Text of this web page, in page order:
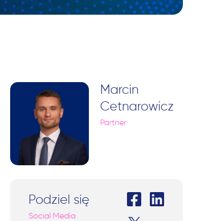
Marcin
Cetnarowicz
Partner
Podziel się
Social Media